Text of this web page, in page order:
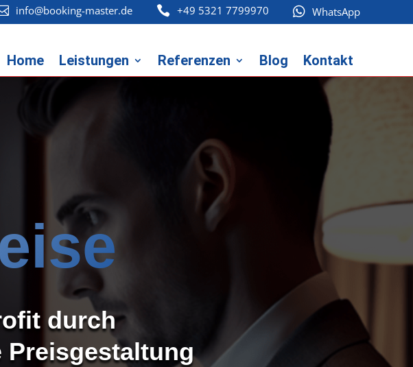
info@booking-master.de  +49 5321 7799970  WhatsApp
Home Leistungen Referenzen Blog Kontakt
durch